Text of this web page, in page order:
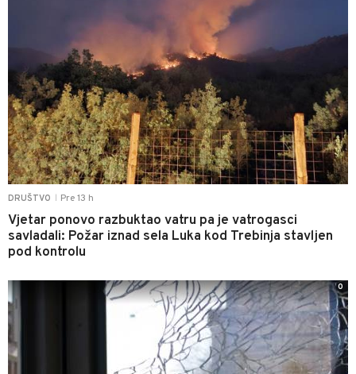
DRUŠTVO Pre 13 h
Vjetar ponovo razbuktao vatru pa je vatrogasci
savladali: Požar iznad sela Luka kod Trebinja stavljen
pod kontrolu
0